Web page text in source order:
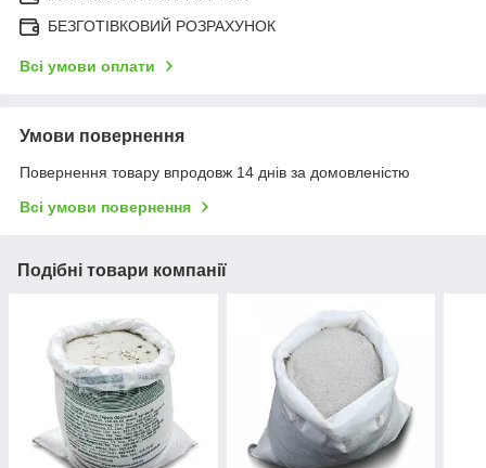
БЕЗГОТІВКОВИЙ РОЗРАХУНОК
Всі умови оплати
Умови повернення
Повернення товару впродовж 14 днів за домовленістю
Всі умови повернення
Подібні товари компанії